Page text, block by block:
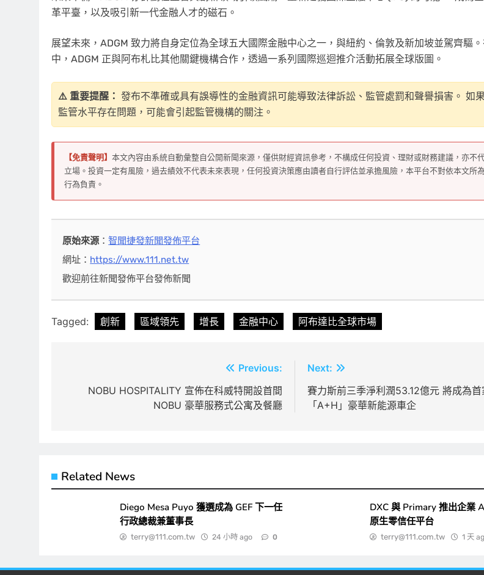
革平臺，以及吸引新一代金融人才的磁石。
展望未來，ADGM 致力將自身定位為全球五大國際金融中心之一，與紐約、倫敦及新加坡並駕齊驅
中，ADGM 正與阿布札比其他關鍵機構合作，透過一系列國際巡迴推介活動拓展全球版圖。
⚠️ 重要提醒： 發布不準確或具有誤導性的金融資訊可能導致法律訴訟、監管處罰和聲譽損害。 如
監管水平存在問題，可能會引起監管機構的關注。
【免責聲明】 本文內容由系統自動彙整自公開新聞來源，僅供財經資訊參考，不構成任何投資、理財或財務建議，亦不
立場。投資一定有風險，過去績效不代表未來表現，任何投資決策應由讀者自行評估並承擔風險，本平台不對依本文所
行為負責。
原始來源 ：智聞捷發新聞發佈平台
網址： https://www.111.net.tw
歡迎前往新聞發佈平台發佈新聞
Tagged: 創新 區域領先 增長 金融中心 阿布達比全球市場
Previous:
NOBU HOSPITALITY 宣佈在科威特開設首間
NOBU 豪華服務式公寓及餐廳
Next:
賽力斯前三季淨利潤53.12億元 將成為首
「A+H」豪華新能源車企
Related News
Diego Mesa Puyo 獲選成為 GEF 下一任
行政總裁兼董事長
terry@111.com.tw 24 小時 ago 0
DXC 與 Primary 推出企業
原生零信任平台
terry@111.com.tw 1 天